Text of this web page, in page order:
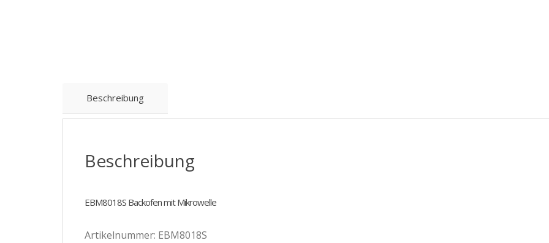
Beschreibung
Beschreibung
EBM8018S Backofen mit Mikrowelle
Artikelnummer: EBM8018S